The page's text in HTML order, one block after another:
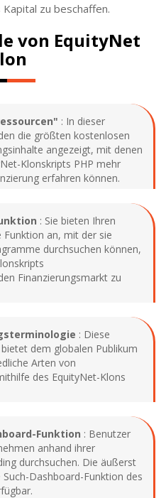
zu beschaffen.
von EquityNet
: In dieser
die größten kostenlosen
angezeigt, mit denen
Klonskripts PHP mehr
erfahren können.
: Sie bieten Ihren
Funktion an, mit der sie
durchsuchen können,
Finanzierungsmarkt zu
: Diese
dem globalen Publikum
Arten von
des EquityNet-Klons
Funktion : Benutzer
anhand ihrer
durchsuchen. Die äußerst
Dashboard-Funktion des